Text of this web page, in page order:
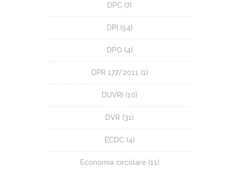
DPC (7)
DPI (54)
DPO (4)
DPR 177/2011 (1)
DUVRI (10)
DVR (31)
ECDC (4)
Economia circolare (11)